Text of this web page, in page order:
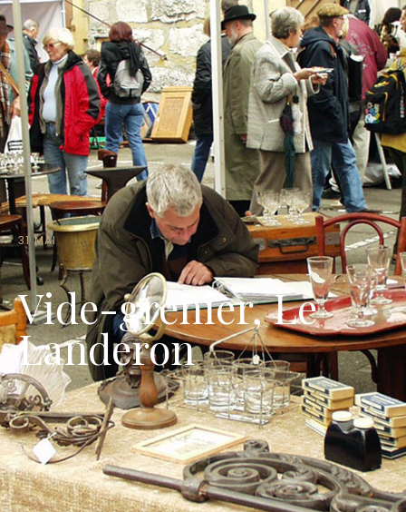
31 MAI
Vide-grenier, Le
Landeron